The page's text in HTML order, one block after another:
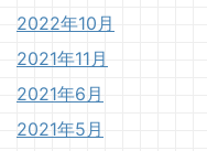
2022年10月
2021年11月
2021年6月
2021年5月